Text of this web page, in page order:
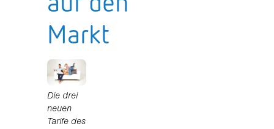
Markt
Die drei
neuen
Tarife des